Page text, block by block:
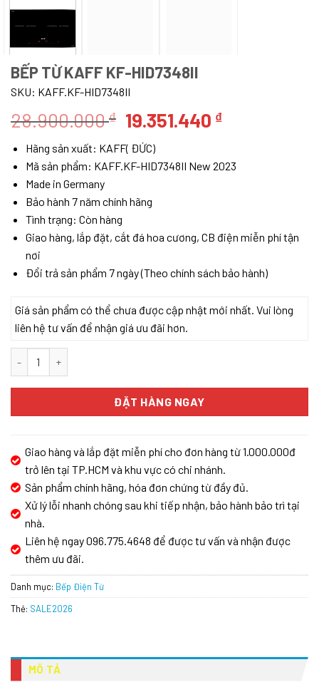
BẾP TỪ KAFF KF-HID7348II
SKU: KAFF.KF-HID7348II
28.900.000₫ Giá
gốc
là:
28.900.000 ₫.
19.351.440 ₫Giá
tại
là:
Hãng sản xuất: KAFF( ĐỨC)
Mã sản phẩm: KAFF.KF-HID7348II New 2023
Made in Germany
Bảo hành 7 năm chính hãng
Tình trạng: Còn hàng
Giao hàng, lắp đặt, cắt đá hoa cương, CB điện miễn phí tận
nơi
Đổi trả sản phẩm 7 ngày (Theo chính sách bảo hành)
Giá sản phẩm có thể chưa được cập nhật mới nhất. Vui lòng
liên hệ tư vấn để nhận giá ưu đãi hơn.
ĐẶT HÀNG NGAY
Giao hàng và lắp đặt miễn phí cho đơn hàng từ 1.000.000đ
trở lên tại TP.HCM và khu vực có chi nhánh.
Sản phẩm chính hãng, hóa đơn chứng từ đầy đủ.
Xử lý lỗi nhanh chóng sau khi tiếp nhận, bảo hành bảo trì tại
nhà.
Liên hệ ngay 096.775.4648 để được tư vấn và nhận được
thêm ưu đãi.
Danh mục: Bếp Điện Từ
Thẻ: SALE2026
MÔ TẢ